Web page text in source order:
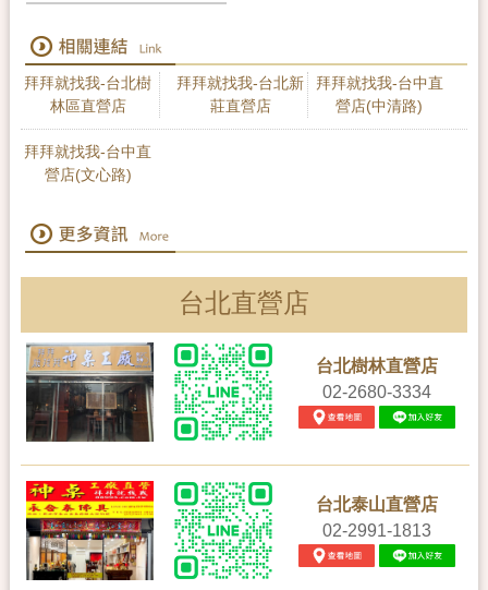
拜拜就找我-台北樹
林區直營店
拜拜就找我-台北新
莊直營店
拜拜就找我-台中直
營店(中清路)
拜拜就找我-台中直
營店(文心路)
台北直營店
台北樹林直營店
02-2680-3334
台北泰山直營店
02-2991-1813